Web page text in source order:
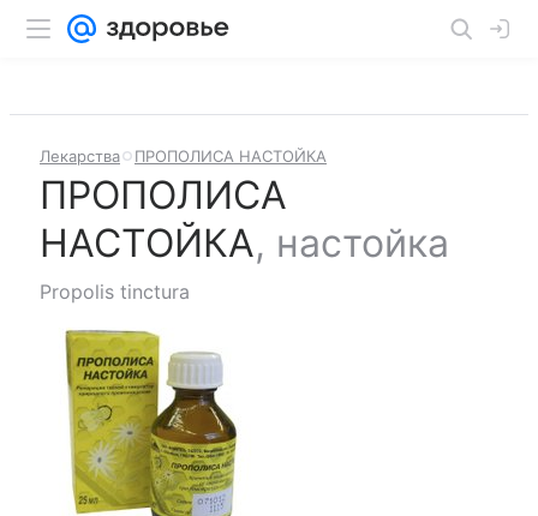
Лекарства ПРОПОЛИСА НАСТОЙКА
ПРОПОЛИСА
НАСТОЙКА, настойка
Propolis tinctura